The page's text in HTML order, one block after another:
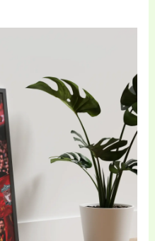
39,10 лв.
through
39,99 €
78,21 лв.